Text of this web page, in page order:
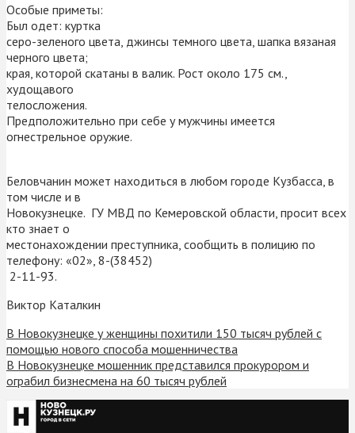
Особые приметы:
Был одет: куртка
серо-зеленого цвета, джинсы темного цвета, шапка вязаная
черного цвета;
края, которой скатаны в валик. Рост около 175 см.,
худощавого
телосложения.
Предположительно при себе у мужчины имеется
огнестрельное оружие.
Беловчанин может находиться в любом городе Кузбасса, в
том числе и в
Новокузнецке. ГУ МВД по Кемеровской области, просит всех
кто знает о
местонахождении преступника, сообщить в полицию по
телефону: «02», 8-(38452)
2-11-93.
Виктор Каталкин
В Новокузнецке у женщины похитили 150 тысяч рублей с
помощью нового способа мошенничества
В Новокузнецке мошенник представился прокурором и
ограбил бизнесмена на 60 тысяч рублей